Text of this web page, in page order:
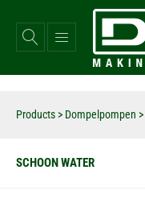
naar
Products > Dompelpompen >
SCHOON WATER